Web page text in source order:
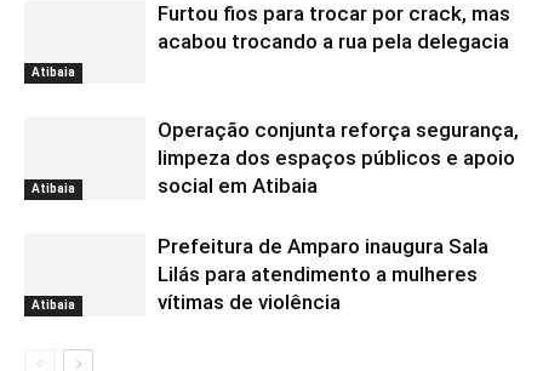
Atibaia
Furtou fios para trocar por crack, mas
acabou trocando a rua pela delegacia
Atibaia
Operação conjunta reforça segurança,
limpeza dos espaços públicos e apoio
social em Atibaia
Atibaia
Prefeitura de Amparo inaugura Sala
Lilás para atendimento a mulheres
vítimas de violência